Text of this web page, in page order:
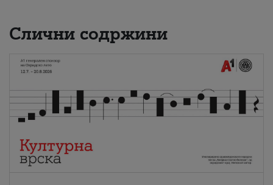
Слични содржини